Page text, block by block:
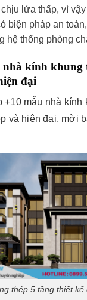
lửa thấp, vì
biện pháp an
hệ thống phòng
nhà kính khung
đại
+10 mẫu nhà kính
và hiện đại, mời
thép 5 tầng thiết kế